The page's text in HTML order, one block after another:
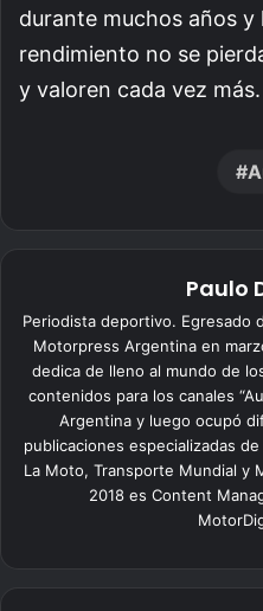
durante muchos años y
rendimiento no se
y valoren cada vez más.
Paulo
Periodista deportivo. Egresado
Motorpress Argentina en
dedica de lleno al mundo de
contenidos para los canales
Argentina y luego ocupó
publicaciones especializadas
La Moto, Transporte Mundial y
2018 es Content